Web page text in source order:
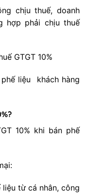
chịu thuế, doanh
hợp phải chịu thuế
GTGT 10%
liệu khách hàng
10% khi bán phế
liệu từ cá nhân, công